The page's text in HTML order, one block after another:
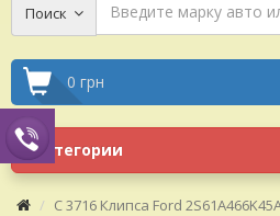
Поиск
0 грн
Категории
C 3716 Клипса Ford